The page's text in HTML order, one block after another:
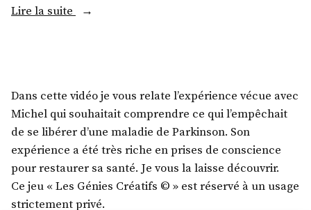
Lire la suite
Dans cette vidéo je vous relate l’expérience vécue avec
Michel qui souhaitait comprendre ce qui l’empêchait
de se libérer d’une maladie de Parkinson. Son
expérience a été très riche en prises de conscience
pour restaurer sa santé. Je vous la laisse découvrir.
Ce jeu « Les Génies Créatifs © » est réservé à un usage
strictement privé.